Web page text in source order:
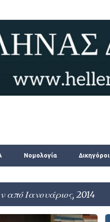
Νομολογία Δικηγόροι
Ιανουάριος, 2014